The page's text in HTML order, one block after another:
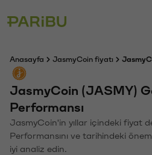
Anasayfa JasmyCoin fiyatı
JasmyCoin (JASMY)
Performansı
JasmyCoin'in yıllar içindeki fiyat
Performansını ve tarihindeki
iyi analiz edin.